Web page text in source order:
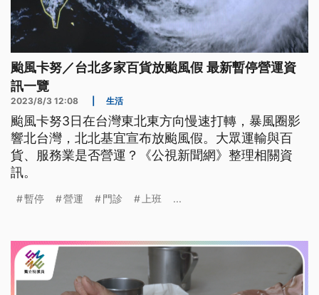
颱風卡努／台北多家百貨放颱風假 最新暫停營運資
訊一覽
2023/8/3 12:08 生活
颱風卡努3日在台灣東北東方向慢速打轉，暴風圈影
響北台灣，北北基宜宣布放颱風假。大眾運輸與百
貨、服務業是否營運？《公視新聞網》整理相關資
訊。
暫停 營運 門診 上班 ...